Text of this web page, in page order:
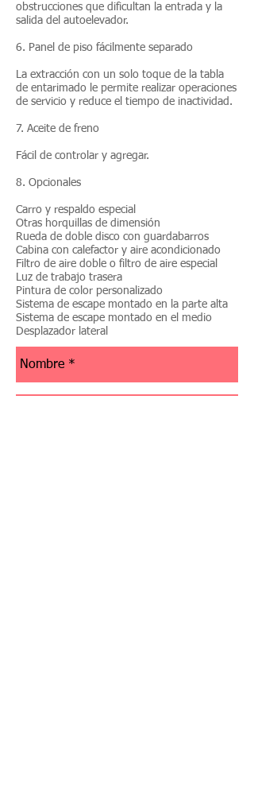
obstrucciones que dificultan la entrada y la
salida del autoelevador.
6. Panel de piso fácilmente separado
La extracción con un solo toque de la tabla
de entarimado le permite realizar operaciones
de servicio y reduce el tiempo de inactividad.
7. Aceite de freno
Fácil de controlar y agregar.
8. Opcionales
Carro y respaldo especial
Otras horquillas de dimensión
Rueda de doble disco con guardabarros
Cabina con calefactor y aire acondicionado
Filtro de aire doble o filtro de aire especial
Luz de trabajo trasera
Pintura de color personalizado
Sistema de escape montado en la parte alta
Sistema de escape montado en el medio
Desplazador lateral